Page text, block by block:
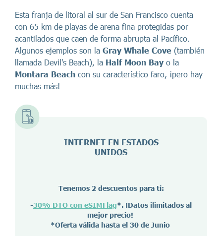
Esta franja de litoral al sur de San Francisco cuenta
con 65 km de playas de arena fina protegidas por
acantilados que caen de forma abrupta al Pacífico.
Algunos ejemplos son la Gray Whale Cove (también
llamada Devil's Beach), la Half Moon Bay o la
Montara Beach con su característico faro, ¡pero hay
muchas más!
INTERNET EN ESTADOS
UNIDOS
Tenemos 2 descuentos para ti:
-30% DTO con eSIMFlag*. ¡Datos ilimitados al
mejor precio!
*Oferta válida hasta el 30 de Junio